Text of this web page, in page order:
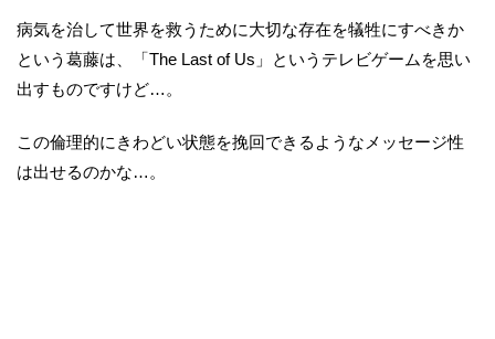
病気を治して世界を救うために大切な存在を犠牲にすべきか
という葛藤は、「The Last of Us」というテレビゲームを思い
出すものですけど…。
この倫理的にきわどい状態を挽回できるようなメッセージ性
は出せるのかな…。